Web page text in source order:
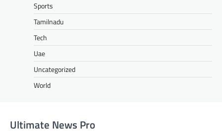
Sports
Tamilnadu
Tech
Uae
Uncategorized
World
Ultimate News Pro